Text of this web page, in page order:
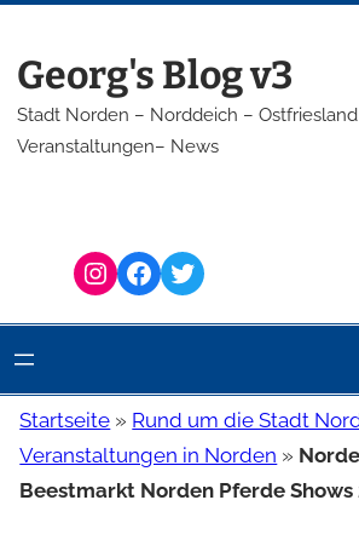
springen
Georg's Blog v3
Stadt Norden – Norddeich –
Veranstaltungen– News
Instagram Facebook Twitter
Startseite » Rund um die Stadt
Veranstaltungen in Norden »
Beestmarkt Norden Pferde Shows